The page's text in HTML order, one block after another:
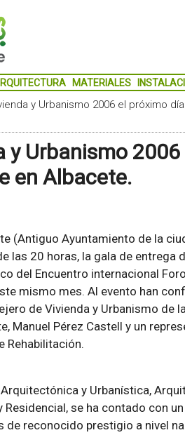
MATERIALES
y Urbanismo 2006 el próximo
y Urbanismo 2006
en Albacete.
(Antiguo Ayuntamiento de la
las 20 horas, la gala de entrega
del Encuentro internacional
mismo mes. Al evento han
de Vivienda y Urbanismo de
Manuel Pérez Castell y un
Rehabilitación.
y Urbanística,
se ha contado con
reconocido prestigio a nivel